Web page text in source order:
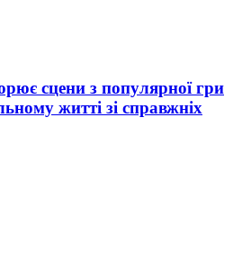
сцени з популярної гри
житті зі справжніх